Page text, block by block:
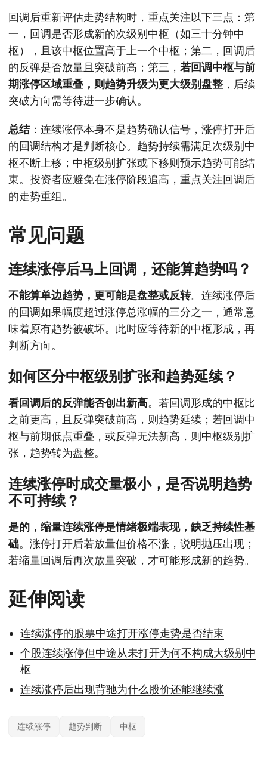
回调后重新评估走势结构时，重点关注以下三点：第
一，回调是否形成新的次级别中枢（如三十分钟中
枢），且该中枢位置高于上一个中枢；第二，回调后
的反弹是否放量且突破前高；第三， 若回调中枢与前
期涨停区域重叠，则趋势升级为更大级别盘整 ，后续
突破方向需等待进一步确认。
总结：连续涨停本身不是趋势确认信号，涨停打开后
的回调结构才是判断核心。趋势持续需满足次级别中
枢不断上移；中枢级别扩张或下移则预示趋势可能结
束。投资者应避免在涨停阶段追高，重点关注回调后
的走势重组。
常见问题
连续涨停后马上回调，还能算趋势吗？
不能算单边趋势，更可能是盘整或反转。连续涨停后
的回调如果幅度超过涨停总涨幅的三分之一，通常意
味着原有趋势被破坏。此时应等待新的中枢形成，再
判断方向。
如何区分中枢级别扩张和趋势延续？
看回调后的反弹能否创出新高。若回调形成的中枢比
之前更高，且反弹突破前高，则趋势延续；若回调中
枢与前期低点重叠，或反弹无法新高，则中枢级别扩
张，趋势转为盘整。
连续涨停时成交量极小，是否说明趋势
不可持续？
是的，缩量连续涨停是情绪极端表现，缺乏持续性基
础。涨停打开后若放量但价格不涨，说明抛压出现；
若缩量回调后再次放量突破，才可能形成新的趋势。
延伸阅读
连续涨停的股票中途打开涨停走势是否结束
个股连续涨停但中途从未打开为何不构成大级别中
枢
连续涨停后出现背驰为什么股价还能继续涨
连续涨停 趋势判断 中枢